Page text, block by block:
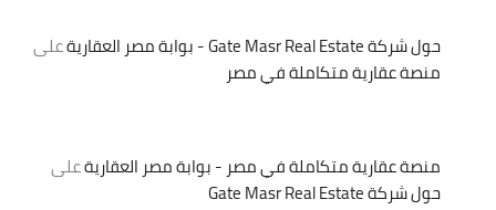
حول شركة Gate Masr Real Estate - بوابة مصر العقارية
على
منصة عقارية متكاملة في مصر
منصة عقارية متكاملة في مصر - بوابة مصر العقاريةعلى
حول شركة Gate Masr Real Estate